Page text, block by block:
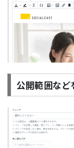
公開範囲な